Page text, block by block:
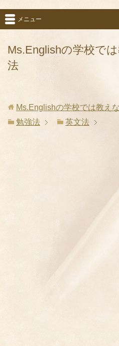
Ms.Englishの学校で
法
メニュー
Ms.Englishの学校では教え
勉強法
英文法